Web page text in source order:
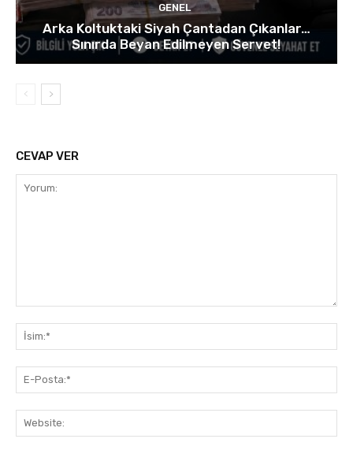
GENEL
Arka Koltuktaki Siyah Çantadan Çıkanlar…
Sınırda Beyan Edilmeyen Servet!
CEVAP VER